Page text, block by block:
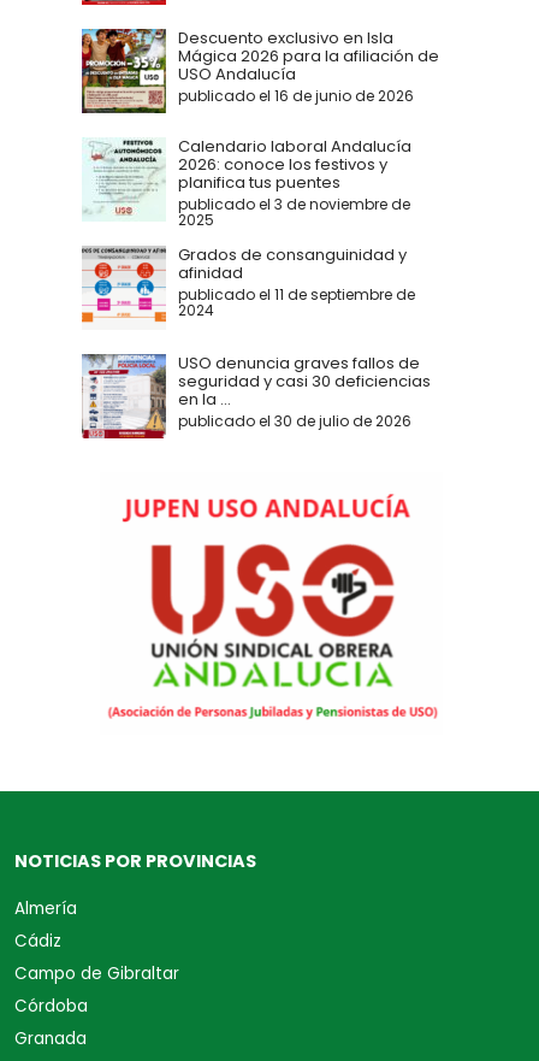
Descuento exclusivo en Isla
Mágica 2026 para la afiliación de
USO Andalucía
publicado el 16 de junio de 2026
Calendario laboral Andalucía
2026: conoce los festivos y
planifica tus puentes
publicado el 3 de noviembre de
2025
Grados de consanguinidad y
afinidad
publicado el 11 de septiembre de
2024
USO denuncia graves fallos de
seguridad y casi 30 deficiencias
en la ...
publicado el 30 de julio de 2026
NOTICIAS POR PROVINCIAS
Almería
Cádiz
Campo de Gibraltar
Córdoba
Granada